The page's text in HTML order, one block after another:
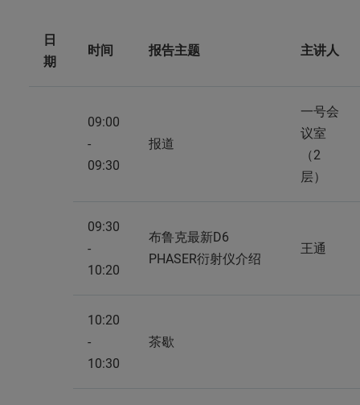
日
期
时间 报告主题 主讲人
09:00
-
09:30
报道
一号会
议室
（2
层）
09:30
-
10:20
布鲁克最新D6
PHASER衍射仪介绍
王通
10:20
-
10:30
茶歇